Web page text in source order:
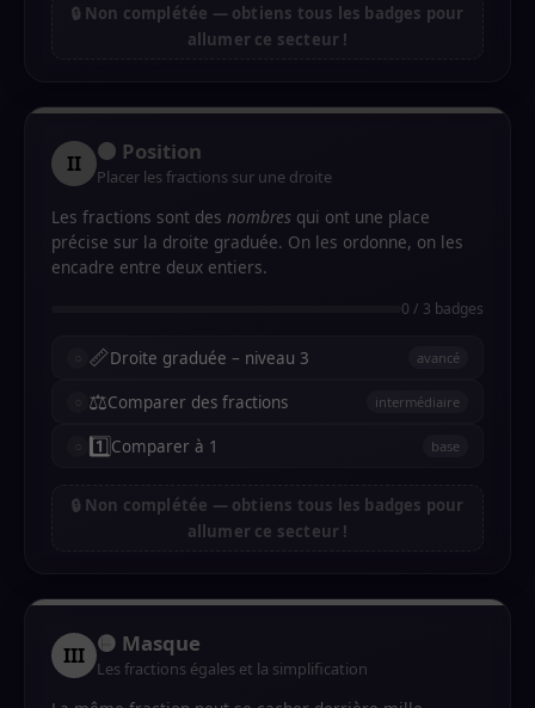
🔒 Non complétée — obtiens tous les badges pour
allumer ce secteur !
II 🟠 Position
Placer les fractions sur une droite
Les fractions sont des nombres qui ont une place
précise sur la droite graduée. On les ordonne, on les
encadre entre deux entiers.
0 / 3 badges
📏Droite graduée – niveau 3 avancé
⚖️Comparer des fractions intermédiaire
1️⃣Comparer à 1 base
🔒 Non complétée — obtiens tous les badges pour
allumer ce secteur !
III 🟡 Masque
Les fractions égales et la simplification